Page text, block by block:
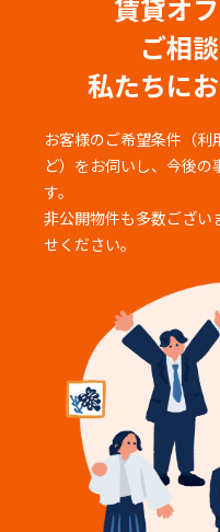
賃貸オ
ご相
私たちに
お客様のご希望条件（
ど）をお伺いし、 今後の
す。
非公開物件も多数ござい
せください。